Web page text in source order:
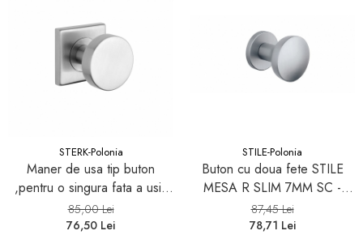
Etajere baie
Cuiere si suporti prosop
Cosuri de gunoi
STERK-Polonia
Maner de usa tip buton
,pentru o singura fata a usii,
STERK KVADRAT 1705 - otel
inoxidabil
85,00 Lei
76,50 Lei
STILE-Polonia
Buton cu doua fete STILE
MESA R SLIM 7MM SC -
crom satinat - mobila
87,45 Lei
78,71 Lei